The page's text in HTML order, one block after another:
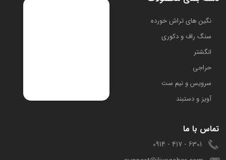
​نگین های تراش خورده
سنگ راف و دکوری
انگشتر
حراجی
سرویس و نیم ست
آویز و دستبند
تماس با ما
6301 - 417 - 0914